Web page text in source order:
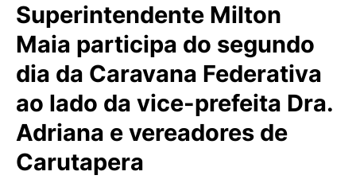
Superintendente Milton
Maia participa do segundo
dia da Caravana Federativa
ao lado da vice-prefeita Dra.
Adriana e vereadores de
Carutapera